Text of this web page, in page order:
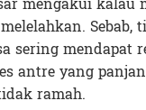
sering mendapat
antre yang
ramah.